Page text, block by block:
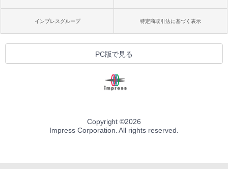
インプレスグループ 特定商取引法に基づく表示
PC版で見る
Copyright ©2026
Impress Corporation. All rights reserved.